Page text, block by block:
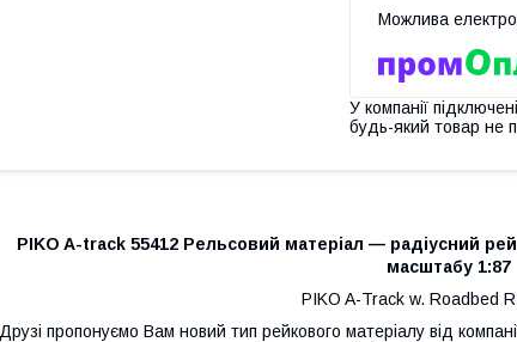
У компанії
будь-який товар не
PIKO A-track 55412 Рельсовий матеріал — радіусний
масштабу 1:87
PIKO A-Track w. Roadbed
Друзі пропонуємо Вам новий тип рейкового матеріалу від